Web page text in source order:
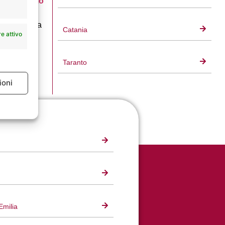
attivo
attivo
più idonea
Catania
Taranto